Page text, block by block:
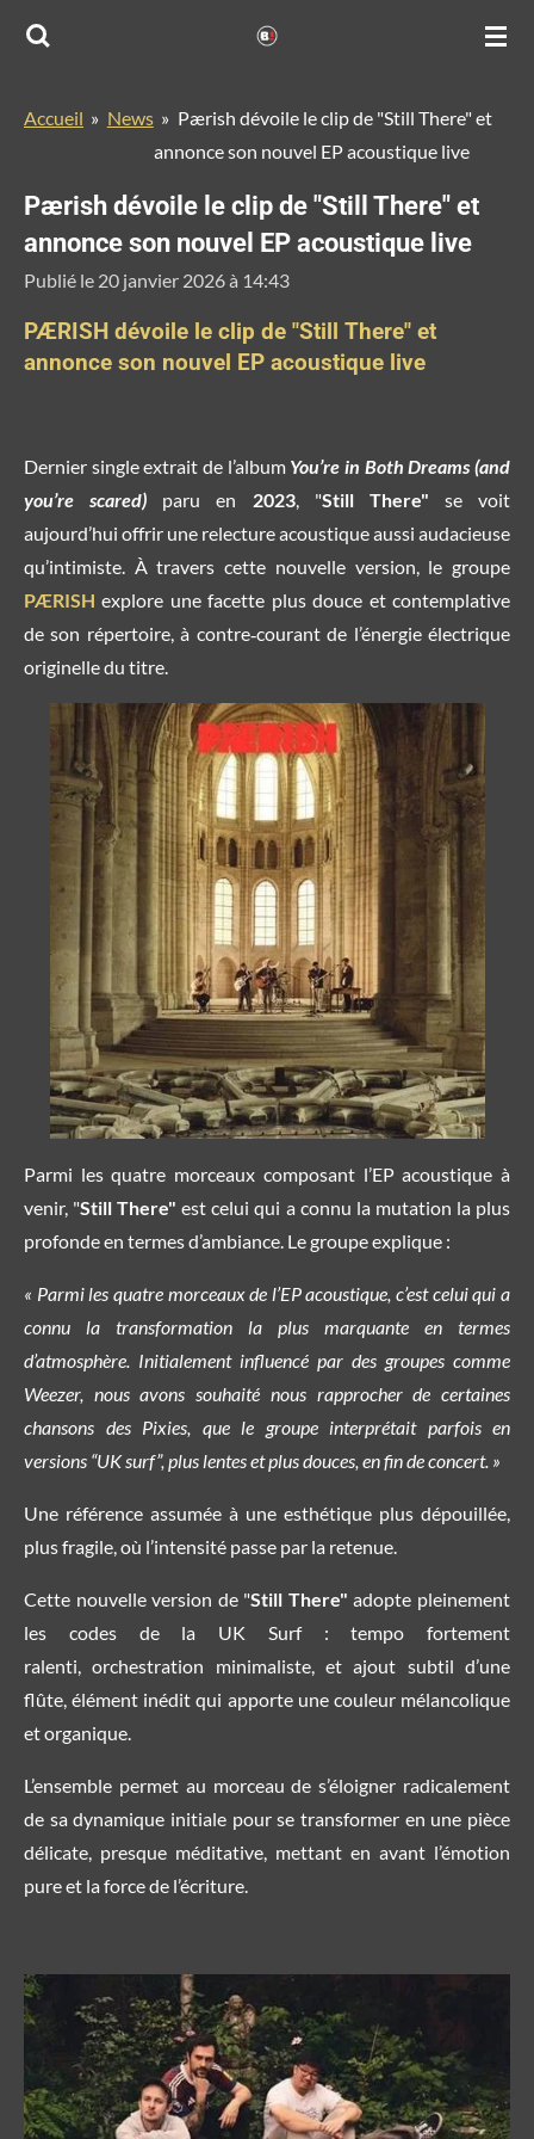
Passer
principal
Accueil » News » Pærish dévoile le clip de "Still There" et
annonce son nouvel EP acoustique live
Pærish dévoile le clip de "Still There" et
annonce son nouvel EP acoustique live
Publié le 20 janvier 2026 à 14:43
PÆRISH dévoile le clip de "Still There" et
annonce son nouvel EP acoustique live
Dernier single extrait de l’album You’re in Both Dreams (and
you’re scared)
paru en 2023, "Still There" se voit
aujourd’hui offrir une relecture acoustique aussi audacieuse
qu’intimiste. À travers cette nouvelle version, le groupe
PÆRISH explore une facette plus douce et contemplative
de son répertoire, à contre‑courant de l’énergie électrique
originelle du titre.
Parmi les quatre morceaux composant l’EP acoustique à
venir, "Still There" est celui qui a connu la mutation la plus
profonde en termes d’ambiance. Le groupe explique :
« Parmi les quatre morceaux de l’EP acoustique, c’est celui qui a
connu la transformation la plus marquante en termes
d’atmosphère. Initialement influencé par des groupes comme
Weezer, nous avons souhaité nous rapprocher de certaines
chansons des Pixies, que le groupe interprétait parfois en
versions “UK surf”, plus lentes et plus douces, en fin de concert. »
Une référence assumée à une esthétique plus dépouillée,
plus fragile, où l’intensité passe par la retenue.
Cette nouvelle version de "Still There" adopte pleinement
les codes de la UK Surf : tempo fortement
ralenti,orchestration minimaliste,etajout subtil d’une
flûte, élément inédit qui apporte une couleur mélancolique
et organique.
L’ensemble permet au morceau de s’éloigner radicalement
de sa dynamique initiale pour se transformer en une pièce
délicate, presque méditative, mettant en avant l’émotion
pure et la force de l’écriture.